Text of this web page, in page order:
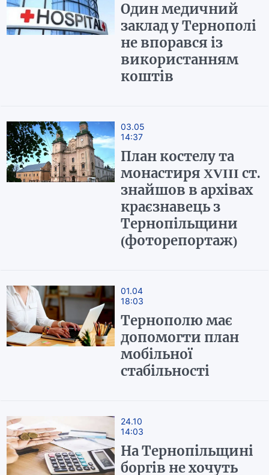
Один медичний
заклад у Тернополі
не впорався із
використанням
коштів
03.05
14:37
План костелу та
монастиря XVIII ст.
знайшов в архівах
краєзнавець з
Тернопільщини
(фоторепортаж)
01.04
18:03
Тернополю має
допомогти план
мобільної
стабільності
24.10
14:03
На Тернопільщині
боргів не хочуть